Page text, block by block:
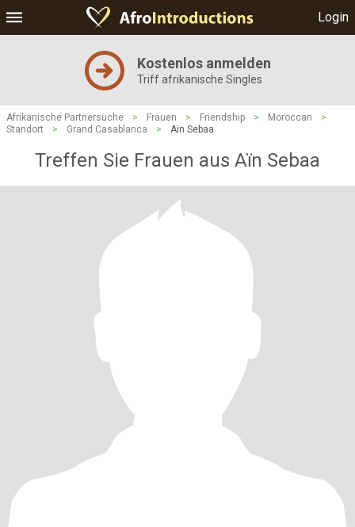
Login
Kostenlos anmelden
Triff afrikanische Singles
Afrikanische Partnersuche > Frauen > Friendship > Moroccan
>
Standort
> Grand Casablanca > Aïn Sebaa
Treffen Sie Frauen aus Aïn Sebaa